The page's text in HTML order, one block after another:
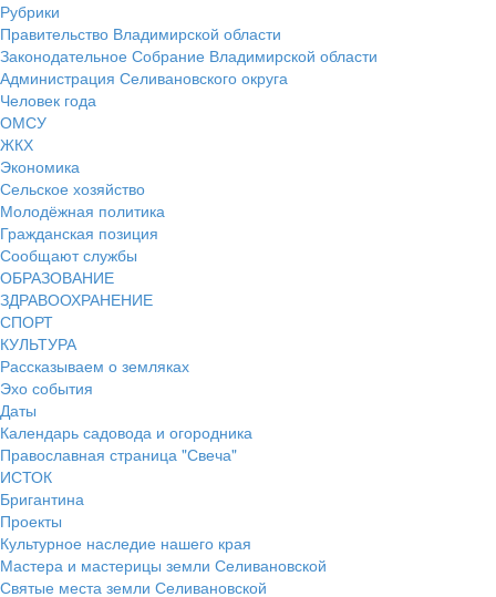
Рубрики
Правительство Владимирской области
Законодательное Собрание Владимирской области
Администрация Селивановского округа
Человек года
ОМСУ
ЖКХ
Экономика
Сельское хозяйство
Молодёжная политика
Гражданская позиция
Сообщают службы
ОБРАЗОВАНИЕ
ЗДРАВООХРАНЕНИЕ
СПОРТ
КУЛЬТУРА
Рассказываем о земляках
Эхо события
Даты
Календарь садовода и огородника
Православная страница "Свеча"
ИСТОК
Бригантина
Проекты
Культурное наследие нашего края
Мастера и мастерицы земли Селивановской
Святые места земли Селивановской